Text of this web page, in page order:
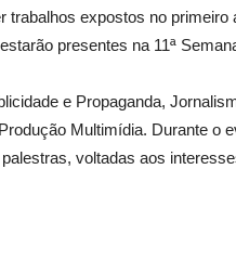
trabalhos expostos no primeiro
presentes na 11ª
e Propaganda,
Multimídia. Durante o
voltadas aos